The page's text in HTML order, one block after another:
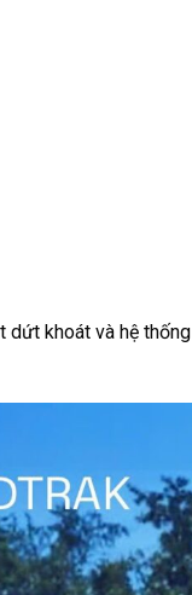
dứt khoát và hệ thống